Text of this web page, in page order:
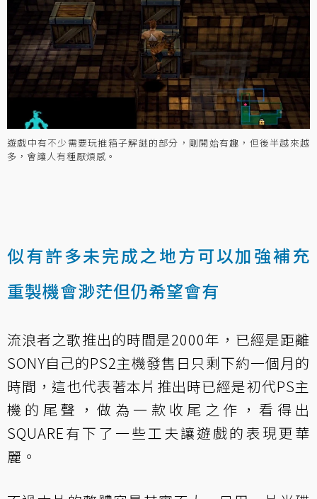
遊戲中有不少需要玩推箱子解謎的部分，剛開始有趣，但後半越來越
多，會讓人有種厭煩感。
似有許多未完成之地方可以加強補充
重製機會渺茫但仍希望會有
流浪者之歌推出的時間是2000年，已經是距離
SONY自己的PS2主機發售日只剩下約一個月的
時間，這也代表著本片推出時已經是初代PS主
機的尾聲，做為一款收尾之作，看得出
SQUARE有下了一些工夫讓遊戲的表現更華
麗。